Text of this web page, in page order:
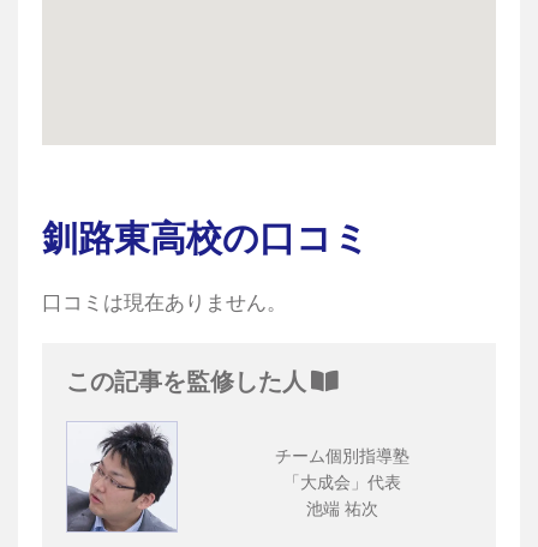
釧路東高校の口コミ
口コミは現在ありません。
この記事を監修した人
チーム個別指導塾
「大成会」代表
池端 祐次